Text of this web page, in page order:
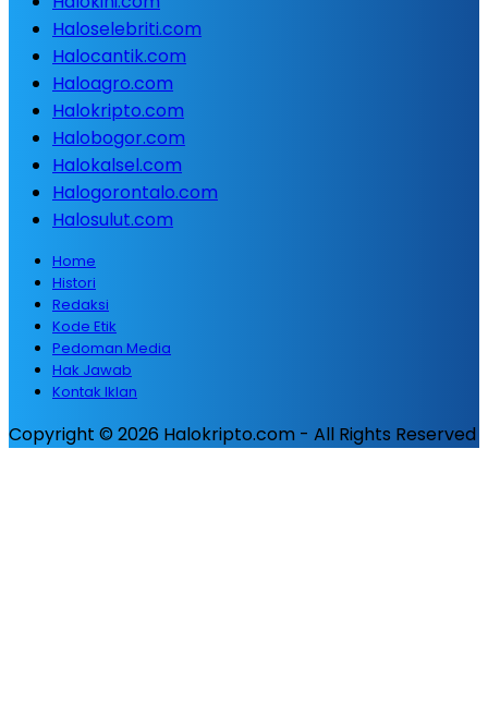
Haloselebriti.com
Halocantik.com
Haloagro.com
Halokripto.com
Halobogor.com
Halokalsel.com
Halogorontalo.com
Halosulut.com
Home
Histori
Redaksi
Kode Etik
Pedoman Media
Hak Jawab
Kontak Iklan
Copyright © 2026 Halokripto.com - All Rights Reserved